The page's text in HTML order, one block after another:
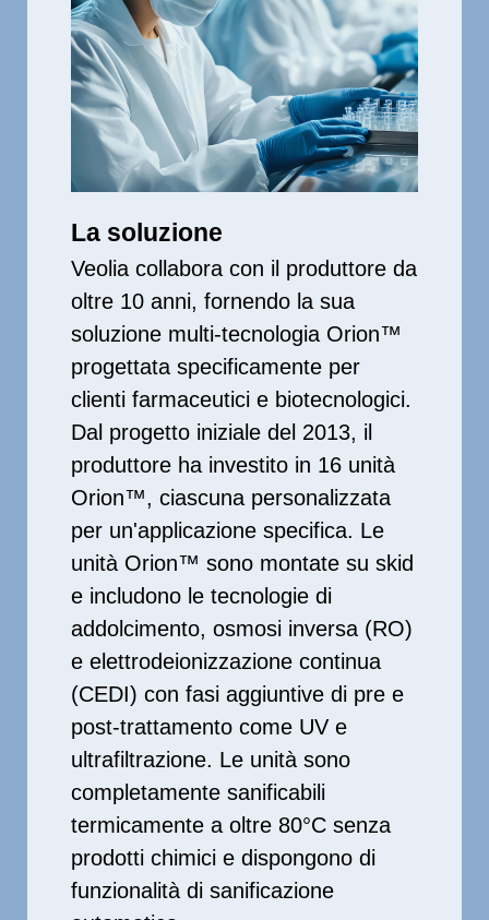
La soluzione
Veolia collabora con il produttore da
oltre 10 anni, fornendo la sua
soluzione multi-tecnologia Orion™
progettata specificamente per
clienti farmaceutici e biotecnologici.
Dal progetto iniziale del 2013, il
produttore ha investito in 16 unità
Orion™, ciascuna personalizzata
per un'applicazione specifica. Le
unità Orion™ sono montate su skid
e includono le tecnologie di
addolcimento, osmosi inversa (RO)
e elettrodeionizzazione continua
(CEDI) con fasi aggiuntive di pre e
post-trattamento come UV e
ultrafiltrazione. Le unità sono
completamente sanificabili
termicamente a oltre 80°C senza
prodotti chimici e dispongono di
funzionalità di sanificazione